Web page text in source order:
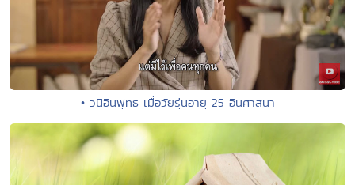
• วนิอินพุทธ เมื่อวัยรุ่นอายุ 25 อินศาสนา